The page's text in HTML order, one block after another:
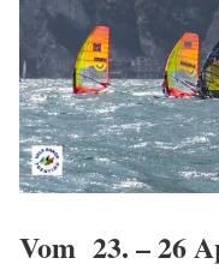
Vom 23. – 26